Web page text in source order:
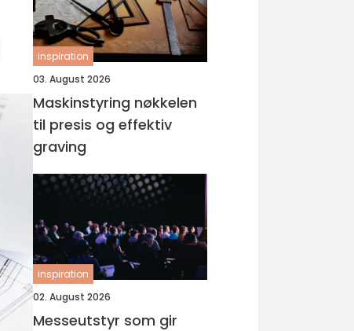
inspiration
03. August 2026
Maskinstyring nøkkelen
til presis og effektiv
graving
inspiration
02. August 2026
Messeutstyr som gir